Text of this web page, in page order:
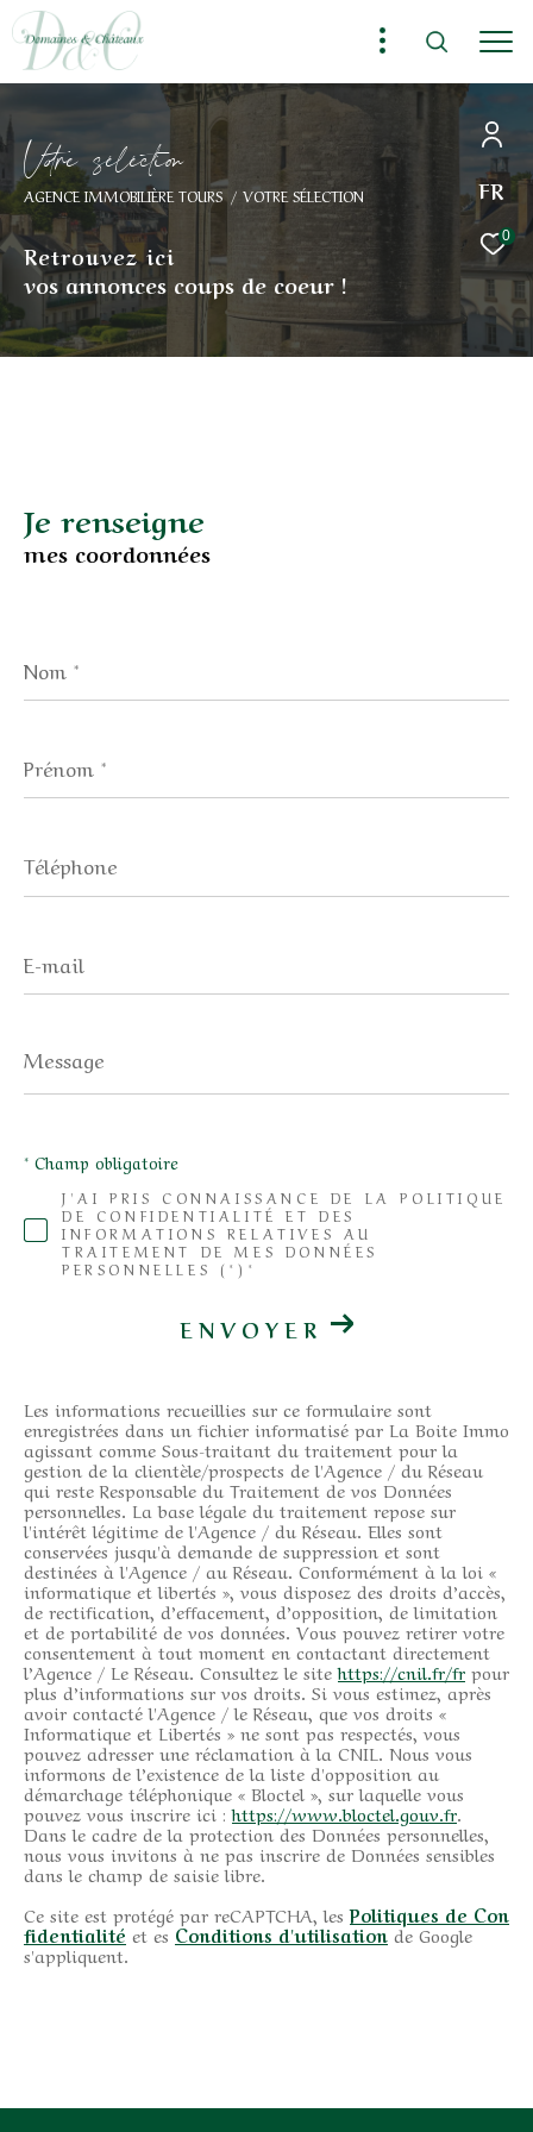
FR
0
Vore séléctio
AGENCE IMMOBILIÈRE TOURS VOTRE SÉLECTION
Retrouvez ici
vos annonces coups de coeur !
Je renseigne
mes coordonnées
*
*
mail
*
J'AI PRIS CONNAISSANCE DE LA POLITIQUE
DE CONFIDENTIALITÉ ET DES
INFORMATIONS RELATIVES AU
TRAITEMENT DE MES DONNÉES
PERSONNELLES (*)*
* Champ obligatoire
ENVOYER
Les informations recueillies sur ce formulaire sont
enregistrées dans un fichier informatisé par La Boite Immo
agissant comme Sous-traitant du traitement pour la
gestion de la clientèle/prospects de l'Agence / du Réseau
qui reste Responsable du Traitement de vos Données
personnelles. La base légale du traitement repose sur
l'intérêt légitime de l'Agence / du Réseau. Elles sont
conservées jusqu'à demande de suppression et sont
destinées à l'Agence / au Réseau. Conformément à la loi «
informatique et libertés », vous disposez des droits d’accès,
de rectification, d’effacement, d’opposition, de limitation
et de portabilité de vos données. Vous pouvez retirer votre
consentement à tout moment en contactant directement
l’Agence / Le Réseau. Consultez le sitehttps://cnil.fr/fr pour
plus d’informations sur vos droits. Si vous estimez, après
avoir contacté l'Agence / le Réseau, que vos droits «
Informatique et Libertés » ne sont pas respectés, vous
pouvez adresser une réclamation à la CNIL. Nous vous
informons de l’existence de la liste d'opposition au
démarchage téléphonique « Bloctel », sur laquelle vous
pouvez vous inscrire ici :https://www.bloctel.gouv.fr.
Dans le cadre de la protection des Données personnelles,
nous vous invitons à ne pas inscrire de Données sensibles
dans le champ de saisie libre.
Ce site est protégé par reCAPTCHA, lesPolitiques de Con
fidentialité et es Conditions d'utilisation de Google
s'appliquent.